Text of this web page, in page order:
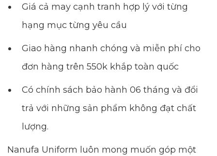
Giá cả may cạnh tranh hợp lý với từng
hạng mục từng yêu cầu
Giao hàng nhanh chóng và miễn phí cho
đơn hàng trên 550k khắp toàn quốc
Có chính sách bảo hành 06 tháng và đổi
trả với những sản phẩm không đạt chất
lượng.
Nanufa Uniform luôn mong muốn góp một